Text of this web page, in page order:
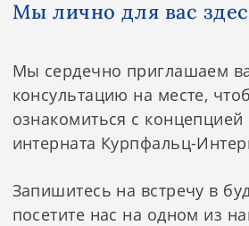
Мы лично для вас
Мы сердечно приглашаем
консультацию на месте,
ознакомиться с
интерната Курпфальц-
Запишитесь на встречу в
посетите нас на одном из